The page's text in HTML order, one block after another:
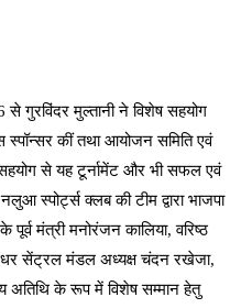
गुरविंदर मुल्तानी ने विशेष सहयोग
कीं तथा आयोजन समिति एवं
से यह टूर्नामेंट और भी सफल एवं
स्पोर्ट्स क्लब की टीम द्वारा भाजपा
मंत्री मनोरंजन कालिया, वरिष्ठ
सेंट्रल मंडल अध्यक्ष चंदन रखेजा,
अतिथि के रूप में विशेष सम्मान हेतु